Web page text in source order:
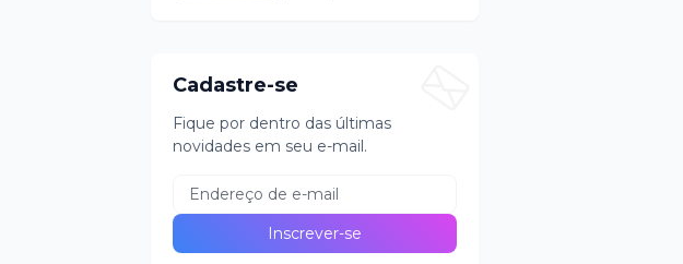
Cadastre-se
Fique por dentro das últimas
novidades em seu e-mail.